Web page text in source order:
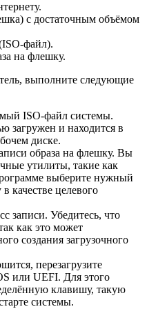
с достаточным объёмом
файл).
на флешку.
выполните следующие
ISO-файл системы.
загружен и находится в
диске.
образа на флешку. Вы
утилиты, такие как
выберите нужный
качестве целевого
записи. Убедитесь, что
как это может
создания загрузочного
перезагрузите
или UEFI. Для этого
клавишу, такую
системы.